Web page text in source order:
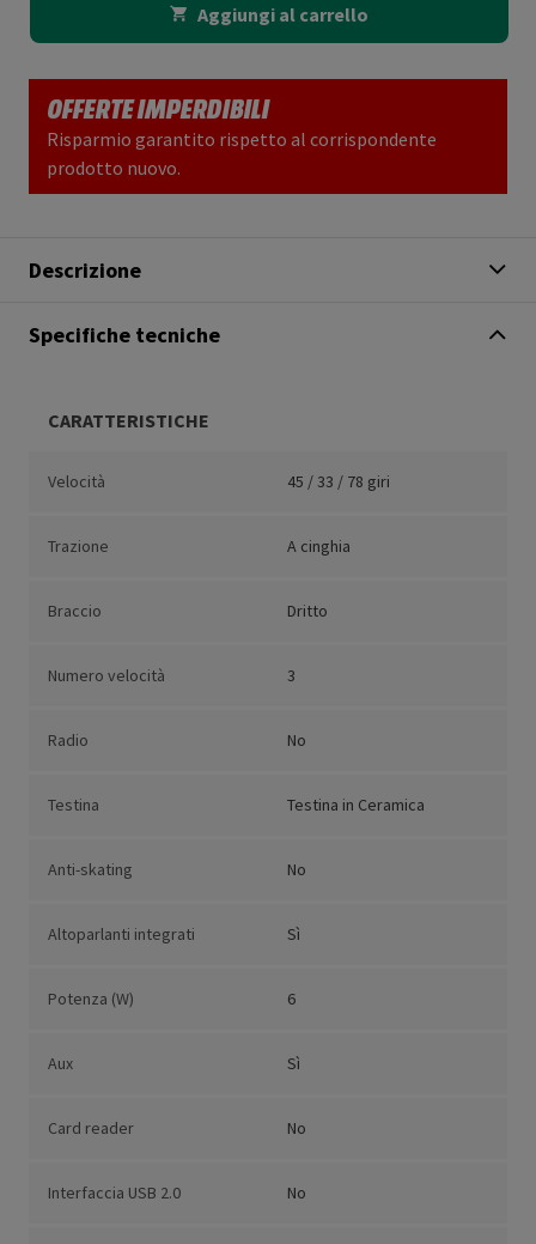
Aggiungi al carrello
OFFERTE IMPERDIBILI
Risparmio garantito rispetto al corrispondente
prodotto nuovo.
Descrizione
Specifiche tecniche
CARATTERISTICHE
Velocità 45 / 33 / 78 giri
Trazione A cinghia
Braccio Dritto
Numero velocità 3
Radio No
Testina Testina in Ceramica
Anti-skating No
Altoparlanti integrati Sì
Potenza (W) 6
Aux Sì
Card reader No
Interfaccia USB 2.0 No